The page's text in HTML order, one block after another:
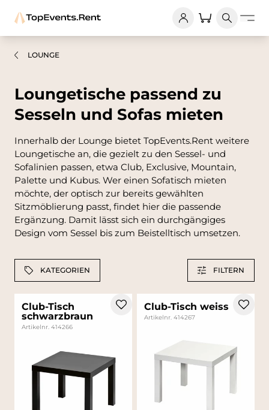
LOUNGE
Loungetische passend zu
Sesseln und Sofas mieten
Innerhalb der Lounge bietet TopEvents.Rent weitere
Loungetische an, die gezielt zu den Sessel- und
Sofalinien passen, etwa Club, Exclusive, Mountain,
Palette und Kubus. Wer einen Sofatisch mieten
möchte, der optisch zur bereits gewählten
Sitzmöblierung passt, findet hier die passende
Ergänzung. Damit lässt sich ein durchgängiges
Design vom Sessel bis zum Beistelltisch umsetzen.
KATEGORIEN FILTERN
Club-Tisch
schwarzbraun
Artikelnr. 414266
Club-Tisch weiss
Artikelnr. 414267